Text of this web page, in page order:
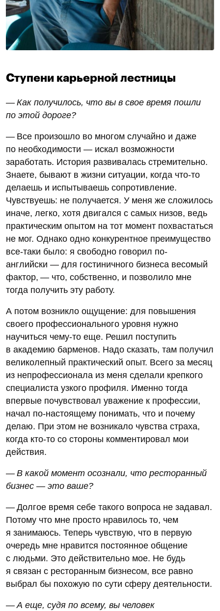
Ступени карьерной лестницы
— Как получилось, что вы в свое время пошли
по этой дороге?
— Все произошло во многом случайно и даже
по необходимости — искал возможности
заработать. История развивалась стремительно.
Знаете, бывают в жизни ситуации, когда что-то
делаешь и испытываешь сопротивление.
Чувствуешь: не получается. У меня же сложилось
иначе, легко, хотя двигался с самых низов, ведь
практическим опытом на тот момент похвастаться
не мог. Однако одно конкурентное преимущество
все-таки было: я свободно говорил по-
английски — для гостиничного бизнеса весомый
фактор, — что, собственно, и позволило мне
тогда получить эту работу.
А потом возникло ощущение: для повышения
своего профессионального уровня нужно
научиться чему-то еще. Решил поступить
в академию барменов. Надо сказать, там получил
великолепный практический опыт. Всего за месяц
из непрофессионала из меня сделали крепкого
специалиста узкого профиля. Именно тогда
впервые почувствовал уважение к профессии,
начал по-настоящему понимать, что и почему
делаю. При этом не возникало чувства страха,
когда кто-то со стороны комментировал мои
действия.
— В какой момент осознали, что ресторанный
бизнес — это ваше?
— Долгое время себе такого вопроса не задавал.
Потому что мне просто нравилось то, чем
я занимаюсь. Теперь чувствую, что в первую
очередь мне нравится постоянное общение
с людьми. Это действительно мое. Не будь
я связан с ресторанным бизнесом, все равно
выбрал бы похожую по сути сферу деятельности.
— А еще, судя по всему, вы человек